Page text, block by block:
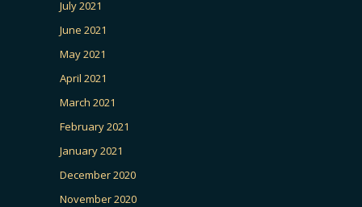
July 2021
June 2021
May 2021
April 2021
March 2021
February 2021
January 2021
December 2020
November 2020